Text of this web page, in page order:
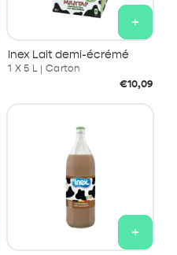
+
Inex Lait demi-écrémé
1 X 5 L | Carton
Prix
€10,09
+